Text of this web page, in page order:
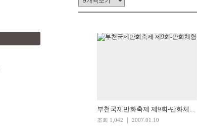
부천국제만화축제 제9회-만화체...
조회 1,042 ｜ 2007.01.10